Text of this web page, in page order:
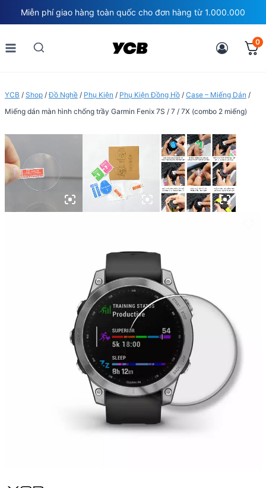
to
content
Miễn phí giao hàng toàn quốc cho đơn hàng từ 1.000.000
0
YCB / Shop /Đồ Nghề / Phụ Kiện / Phụ Kiện Đồng Hồ / Case – Miếng Dán /
Miếng dán màn hình chống trầy Garmin Fenix 7S / 7 / 7X (combo 2 miếng)